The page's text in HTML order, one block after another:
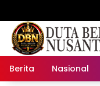
Berita Nasional